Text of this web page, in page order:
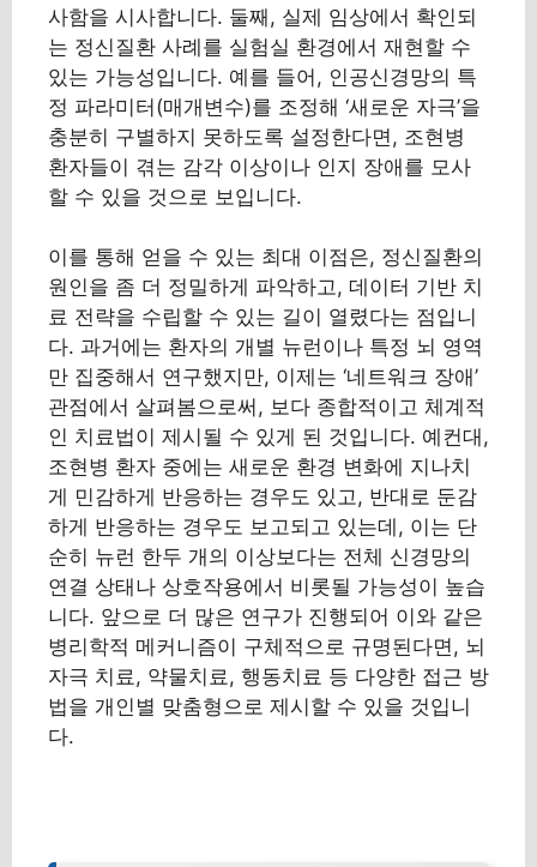
사함을 시사합니다. 둘째, 실제 임상에서 확인되
는 정신질환 사례를 실험실 환경에서 재현할 수
있는 가능성입니다. 예를 들어, 인공신경망의 특
정 파라미터(매개변수)를 조정해 ‘새로운 자극’을
충분히 구별하지 못하도록 설정한다면, 조현병
환자들이 겪는 감각 이상이나 인지 장애를 모사
할 수 있을 것으로 보입니다.
이를 통해 얻을 수 있는 최대 이점은, 정신질환의
원인을 좀 더 정밀하게 파악하고, 데이터 기반 치
료 전략을 수립할 수 있는 길이 열렸다는 점입니
다. 과거에는 환자의 개별 뉴런이나 특정 뇌 영역
만 집중해서 연구했지만, 이제는 ‘네트워크 장애’
관점에서 살펴봄으로써, 보다 종합적이고 체계적
인 치료법이 제시될 수 있게 된 것입니다. 예컨대,
조현병 환자 중에는 새로운 환경 변화에 지나치
게 민감하게 반응하는 경우도 있고, 반대로 둔감
하게 반응하는 경우도 보고되고 있는데, 이는 단
순히 뉴런 한두 개의 이상보다는 전체 신경망의
연결 상태나 상호작용에서 비롯될 가능성이 높습
니다. 앞으로 더 많은 연구가 진행되어 이와 같은
병리학적 메커니즘이 구체적으로 규명된다면, 뇌
자극 치료, 약물치료, 행동치료 등 다양한 접근 방
법을 개인별 맞춤형으로 제시할 수 있을 것입니
다.